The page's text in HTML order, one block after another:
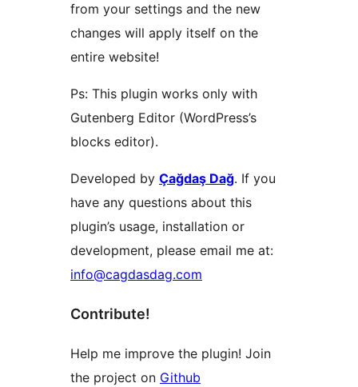
from your settings and the new
changes will apply itself on the
entire website!
Ps: This plugin works only with
Gutenberg Editor (WordPress’s
blocks editor).
Developed by Çağdaş Dağ. If you
have any questions about this
plugin’s usage, installation or
development, please email me at:
info@cagdasdag.com
Contribute!
Help me improve the plugin! Join
the project on Github